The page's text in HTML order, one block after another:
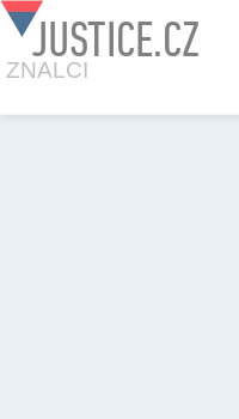
JUSTICE.CZ
ZNALCI